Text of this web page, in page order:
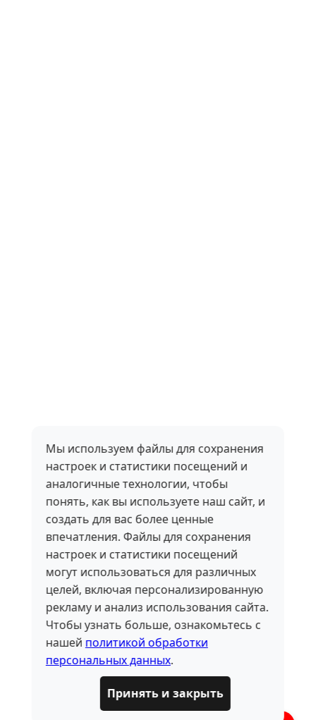
Мы используем файлы для сохранения
настроек и статистики посещений и
аналогичные технологии, чтобы
понять, как вы используете наш сайт, и
создать для вас более ценные
впечатления. Файлы для сохранения
настроек и статистики посещений
могут использоваться для различных
целей, включая персонализированную
рекламу и анализ использования сайта.
Чтобы узнать больше, ознакомьтесь с
нашей политикой обработки
персональных данных.
Принять и закрыть